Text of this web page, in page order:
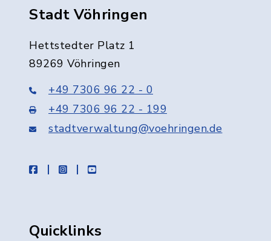
Stadt Vöhringen
Hettstedter Platz 1
89269 Vöhringen
+49 7306 96 22 - 0
+49 7306 96 22 - 199
stadtverwaltung@voehringen.de
facebookinstagramyoutube
Quicklinks